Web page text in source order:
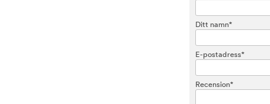
Ditt namn*
E-postadress*
Recension*